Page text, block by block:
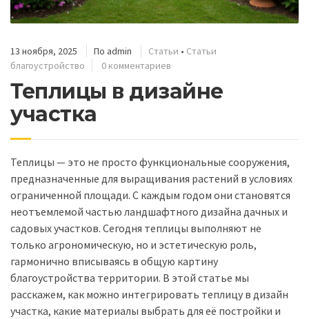
13 ноября, 2025 По admin Статьи • Статьи
благоустройство
0 комментариев
Теплицы в дизайне
участка
Теплицы — это не просто функциональные сооружения,
предназначенные для выращивания растений в условиях
ограниченной площади. С каждым годом они становятся
неотъемлемой частью ландшафтного дизайна дачных и
садовых участков. Сегодня теплицы выполняют не
только агрономическую, но и эстетическую роль,
гармонично вписываясь в общую картину
благоустройства территории. В этой статье мы
расскажем, как можно интегрировать теплицу в дизайн
участка, какие материалы выбрать для её постройки и